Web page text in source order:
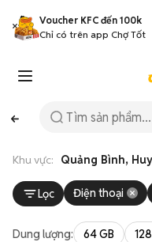
Voucher KFC đến 100k
Chỉ có trên app Chợ Tốt
Khu vực: Quảng Bình,
Lọc Điện thoại
Dung lượng: 64 GB